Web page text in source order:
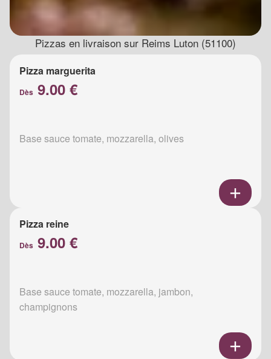
Pizzas en livraison sur Reims Luton (51100)
Pizza marguerita
Dès 9.00 €
Base sauce tomate, mozzarella, olives
Pizza reine
Dès 9.00 €
Base sauce tomate, mozzarella, jambon,
champignons